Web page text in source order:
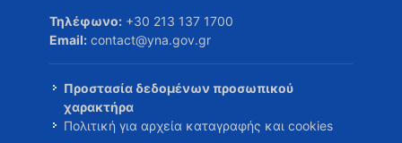
Τηλέφωνο: +30 213 137 1700
Email: contact@yna.gov.gr
Προστασία δεδομένων προσωπικού
χαρακτήρα
Πολιτική για αρχεία καταγραφής και cookies